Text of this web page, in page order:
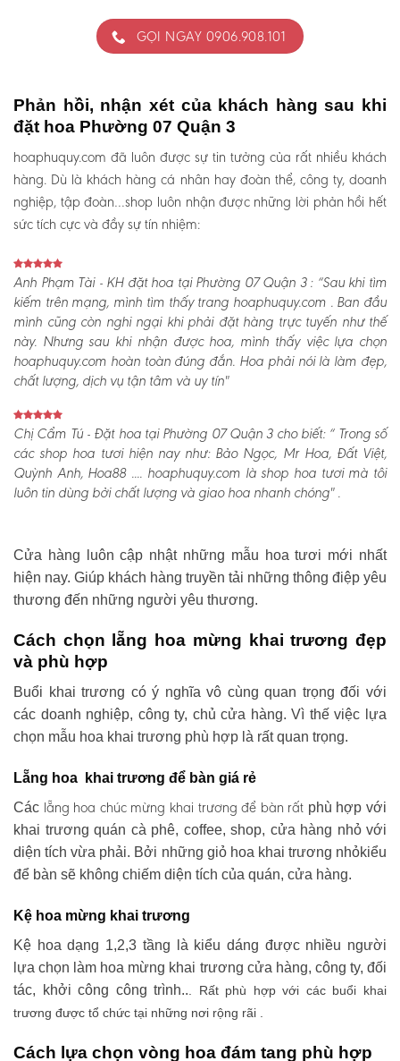
GỌI NGAY 0906.908.101
Phản hồi, nhận xét của khách hàng sau khi
đặt hoa Phường 07 Quận 3
hoaphuquy.com đã luôn được sự tin tưởng của rất nhiều khách
hàng. Dù là khách hàng cá nhân hay đoàn thể, công ty, doanh
nghiệp, tập đoàn…shop luôn nhận được những lời phản hồi hết
sức tích cực và đầy sự tín nhiệm:
Anh Phạm Tài - KH đặt hoa tại Phường 07 Quận 3 :“Sau khi tìm
kiếm trên mạng, mình tìm thấy trang hoaphuquy.com . Ban đầu
mình cũng còn nghi ngại khi phải đặt hàng trực tuyến như thế
này. Nhưng sau khi nhận được hoa, mình thấy việc lựa chọn
hoaphuquy.com hoàn toàn đúng đắn. Hoa phải nói là làm đẹp,
chất lượng, dịch vụ tận tâm và uy tín"
Chị Cẩm Tú - Đặt hoa tại Phường 07 Quận 3 cho biết:“ Trong số
các shop hoa tươi hiện nay như: Bảo Ngọc, Mr Hoa, Đất Việt,
Quỳnh Anh, Hoa88 .... hoaphuquy.com là shop hoa tươi mà tôi
luôn tin dùng bởi chất lượng và giao hoa nhanh chóng" .
Cửa hàng luôn cập nhật những mẫu hoa tươi mới nhất
hiện nay. Giúp khách hàng truyền tải những thông điệp yêu
thương đến những người yêu thương.
Cách chọn lẵng hoa mừng khai trương đẹp
và phù hợp
Buổi khai trương có ý nghĩa vô cùng quan trọng đối với
các doanh nghiệp, công ty, chủ cửa hàng. Vì thế việc lựa
chọn mẫu hoa khai trương phù hợp là rất quan trọng.
Lẵng hoa khai trương để bàn giá rẻ
Các lẵng hoa chúc mừng khai trương để bàn rất phù hợp với
khai trương quán cà phê, coffee, shop, cửa hàng nhỏ với
diện tích vừa phải. Bởi những giỏ hoa khai trương nhỏkiểu
để bàn sẽ không chiếm diện tích của quán, cửa hàng.
Kệ hoa mừng khai trương
Kệ hoa dạng 1,2,3 tầng là kiểu dáng được nhiều người
lựa chọn làm hoa mừng khai trương cửa hàng, công ty, đối
tác, khởi công công trình.. . Rất phù hợp với các buổi khai
trương được tổ chức tại những nơi rộng rãi .
Cách lựa chọn vòng hoa đám tang phù hợp